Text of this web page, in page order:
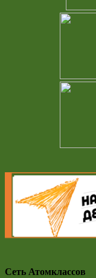
Сеть Атомклассов